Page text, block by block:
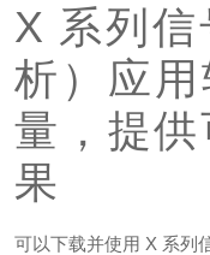
X 系列
析）应
量，提供
果
可以下载并使用 X 系列